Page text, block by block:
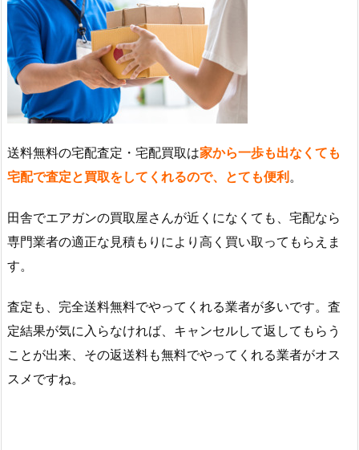
送料無料の宅配査定・宅配買取は家から一歩も出なくても
宅配で査定と買取をしてくれるので、とても便利。
田舎でエアガンの買取屋さんが近くになくても、宅配なら
専門業者の適正な見積もりにより高く買い取ってもらえま
す。
査定も、完全送料無料でやってくれる業者が多いです。査
定結果が気に入らなければ、キャンセルして返してもらう
ことが出来、その返送料も無料でやってくれる業者がオス
スメですね。